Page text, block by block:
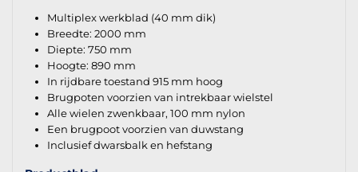
Multiplex werkblad (40 mm dik)
Breedte: 2000 mm
Diepte: 750 mm
Hoogte: 890 mm
In rijdbare toestand 915 mm hoog
Brugpoten voorzien van intrekbaar wielstel
Alle wielen zwenkbaar, 100 mm nylon
Een brugpoot voorzien van duwstang
Inclusief dwarsbalk en hefstang